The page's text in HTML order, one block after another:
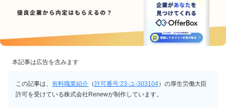
本記事は広告を含みます
この記事は、有料職業紹介 （許可番号:23-ユ-303104）の厚生労働大臣
許可を受けている株式会社Renewが制作しています。